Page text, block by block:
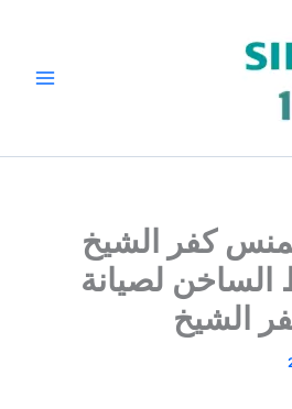
كفر الشيخ
الخط الساخن لصيانة
الشيخ